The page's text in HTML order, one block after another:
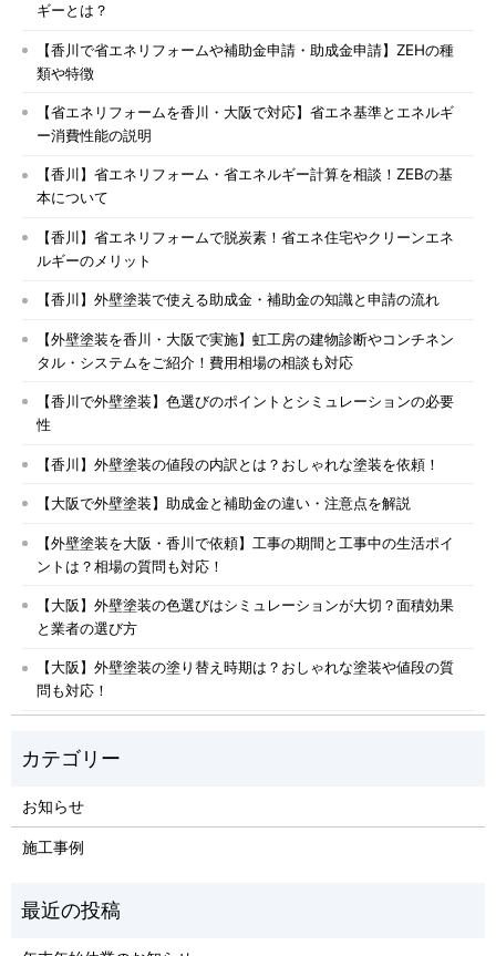
ギーとは？
【香川で省エネリフォームや補助金申請・助成金申請】ZEHの種
類や特徴
【省エネリフォームを香川・大阪で対応】省エネ基準とエネルギ
ー消費性能の説明
【香川】省エネリフォーム・省エネルギー計算を相談！ZEBの基
本について
【香川】省エネリフォームで脱炭素！省エネ住宅やクリーンエネ
ルギーのメリット
【香川】外壁塗装で使える助成金・補助金の知識と申請の流れ
【外壁塗装を香川・大阪で実施】虹工房の建物診断やコンチネン
タル・システムをご紹介！費用相場の相談も対応
【香川で外壁塗装】色選びのポイントとシミュレーションの必要
性
【香川】外壁塗装の値段の内訳とは？おしゃれな塗装を依頼！
【大阪で外壁塗装】助成金と補助金の違い・注意点を解説
【外壁塗装を大阪・香川で依頼】工事の期間と工事中の生活ポイ
ントは？相場の質問も対応！
【大阪】外壁塗装の色選びはシミュレーションが大切？面積効果
と業者の選び方
【大阪】外壁塗装の塗り替え時期は？おしゃれな塗装や値段の質
問も対応！
お知らせ
施工事例